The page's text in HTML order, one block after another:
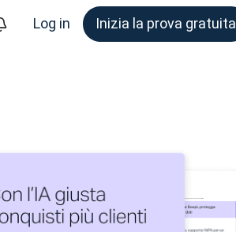
Log in Inizia la prova gratuita